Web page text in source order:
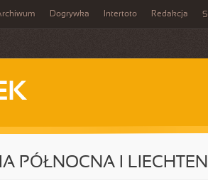
Dogrywka Intertoto Redakcja
PÓŁNOCNA I